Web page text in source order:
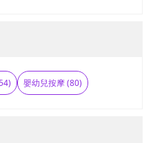
嬰幼兒按摩 (80)